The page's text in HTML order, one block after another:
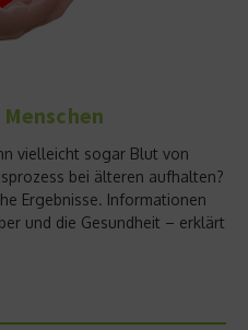
vielleicht sogar Blut von
bei älteren aufhalten?
Ergebnisse. Informationen
und die Gesundheit – erklärt